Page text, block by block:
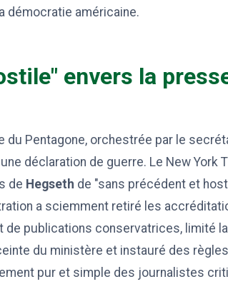
démocratie américaine.
envers la
du Pentagone, orchestrée par le
déclaration de guerre. Le New York
de Hegseth de "sans précédent et
a sciemment retiré les
de publications conservatrices, limité
du ministère et instauré des
pur et simple des journalistes